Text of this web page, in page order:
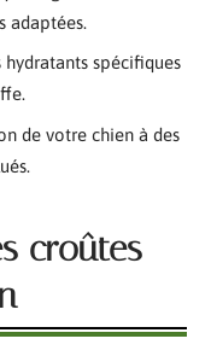
adaptées.
spécifiques
de votre chien à des
croûtes